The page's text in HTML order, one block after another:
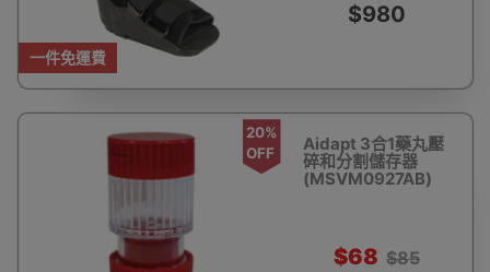
一件免運費
$980
20%
OFF
Aidapt 3合1藥丸壓
碎和分割儲存器
(MSVM0927AB)
$68 $85